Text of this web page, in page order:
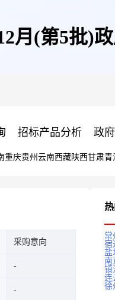
月(第5批)
招标产品分析 政
重庆贵州 云南西藏陕西甘肃青
采购意向
常
宿
盐
南
镇
连
徐